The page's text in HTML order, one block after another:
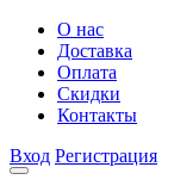
О нас
Доставка
Оплата
Скидки
Контакты
Вход Регистрация